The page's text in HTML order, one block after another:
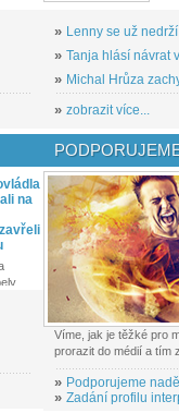
» Lenny se už
» Tanja hlásí návrat
» Michal Hrůza
» zobrazit více...
na
Víme, jak je těžké pro
prorazit do médií a tím
» Podporujeme
» Zadání profilu